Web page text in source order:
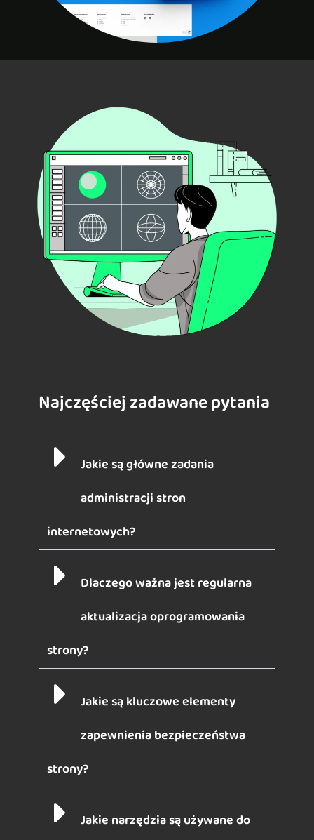
Najczęściej zadawane pytania
Jakie są główne zadania
administracji stron
internetowych?
Dlaczego ważna jest regularna
aktualizacja oprogramowania
strony?
Jakie są kluczowe elementy
zapewnienia bezpieczeństwa
strony?
Jakie narzędzia są używane do